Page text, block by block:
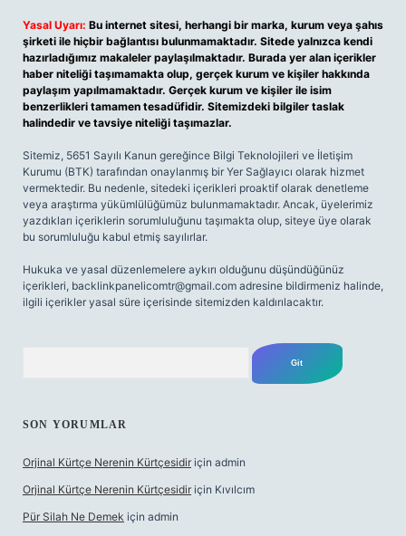
Yasal Uyarı: Bu internet sitesi, herhangi bir marka, kurum veya şahıs
şirketi ile hiçbir bağlantısı bulunmamaktadır. Sitede yalnızca kendi
hazırladığımız makaleler paylaşılmaktadır. Burada yer alan içerikler
haber niteliği taşımamakta olup, gerçek kurum ve kişiler hakkında
paylaşım yapılmamaktadır. Gerçek kurum ve kişiler ile isim
benzerlikleri tamamen tesadüfidir. Sitemizdeki bilgiler taslak
halindedir ve tavsiye niteliği taşımazlar.
Sitemiz, 5651 Sayılı Kanun gereğince Bilgi Teknolojileri ve İletişim
Kurumu (BTK) tarafından onaylanmış bir Yer Sağlayıcı olarak hizmet
vermektedir. Bu nedenle, sitedeki içerikleri proaktif olarak denetleme
veya araştırma yükümlülüğümüz bulunmamaktadır. Ancak, üyelerimiz
yazdıkları içeriklerin sorumluluğunu taşımakta olup, siteye üye olarak
bu sorumluluğu kabul etmiş sayılırlar.
Hukuka ve yasal düzenlemelere aykırı olduğunu düşündüğünüz
içerikleri, backlinkpanelicomtr@gmail.com adresine bildirmeniz halinde,
ilgili içerikler yasal süre içerisinde sitemizden kaldırılacaktır.
SON YORUMLAR
Orjinal Kürtçe Nerenin Kürtçesidir için admin
Orjinal Kürtçe Nerenin Kürtçesidir için Kıvılcım
Pür Silah Ne Demek için admin